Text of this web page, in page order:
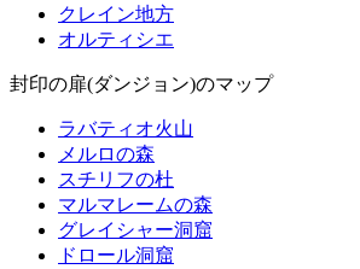
クレイン地方
オルティシエ
封印の扉(ダンジョン)のマップ
ラバティオ火山
メルロの森
スチリフの杜
マルマレームの森
グレイシャー洞窟
ドロール洞窟